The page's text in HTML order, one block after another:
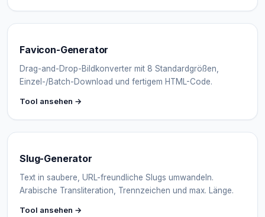
Favicon-Generator
Drag-and-Drop-Bildkonverter mit 8 Standardgrößen,
Einzel-/Batch-Download und fertigem HTML-Code.
Tool ansehen →
Slug-Generator
Text in saubere, URL-freundliche Slugs umwandeln.
Arabische Transliteration, Trennzeichen und max. Länge.
Tool ansehen →